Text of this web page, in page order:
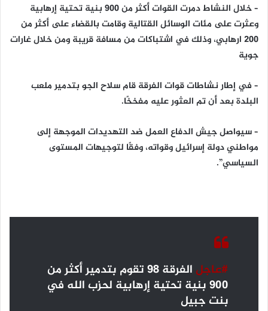
– خلال النشاط دمرت القوات أكثر من 900 بنية تحتية إرهابية
وعثرت على مئات الوسائل القتالية وقامت بالقضاء على أكثر من
200 ارهابي، وذلك في اشتباكات من مسافة قريبة ومن خلال غارات
جوية
– في إطار نشاطات قوات الفرقة قام سلاح الجو بتدمير ملعب
البلدة بعد أن تم العثور عليه مفخخًا.
– سيواصل جيش الدفاع العمل ضد التهديدات الموجهة إلى
مواطني دولة إسرائيل وقواته، وفقًا لتوجيهات المستوى
السياسي”.
#عاجل
الفرقة 98 تقوم بتدمير أكثر من
900 بنية تحتية إرهابية لحزب الله في
بنت جبيل